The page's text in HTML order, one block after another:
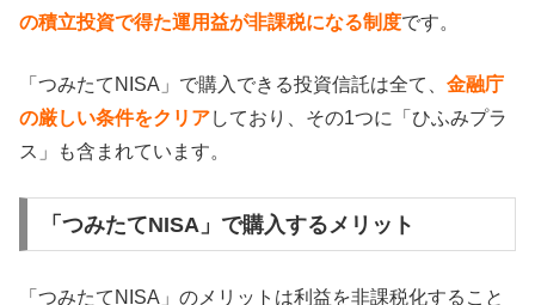
の積立投資で得た運用益が非課税になる制度です。
「つみたてNISA」で購入できる投資信託は全て、 金融庁
の厳しい条件をクリアしており、その1つに「ひふみプラ
ス」も含まれています。
「つみたてNISA」で購入するメリット
「つみたてNISA」のメリットは利益を非課税化すること